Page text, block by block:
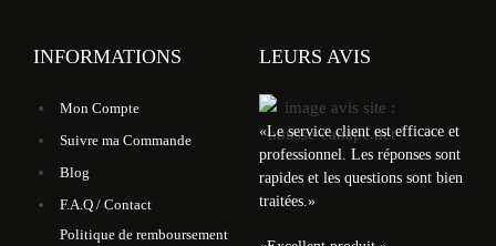
INFORMATIONS
Mon Compte
Suivre ma Commande
Blog
F.A.Q / Contact
Politique de remboursement
LEURS AVIS
«Le service client est efficace et
professionnel. Les réponses sont
rapides et les questions sont bien
traitées.»